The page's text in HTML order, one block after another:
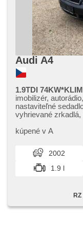
Audi A4
1.9TDI
imobilizér,
nastaviteľné
vyhrievané
vonkajší teplomer,
manuálna
kúpené v A
2002
1.9 l